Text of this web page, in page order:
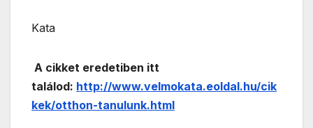
Kata
A cikket eredetiben itt
találod: http://www.velmokata.eoldal.hu/cik
kek/otthon-tanulunk.html